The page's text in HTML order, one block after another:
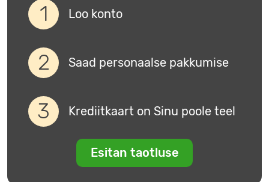
Loo konto
Saad personaalse pakkumise
Krediitkaart on Sinu poole teel
Esitan taotluse